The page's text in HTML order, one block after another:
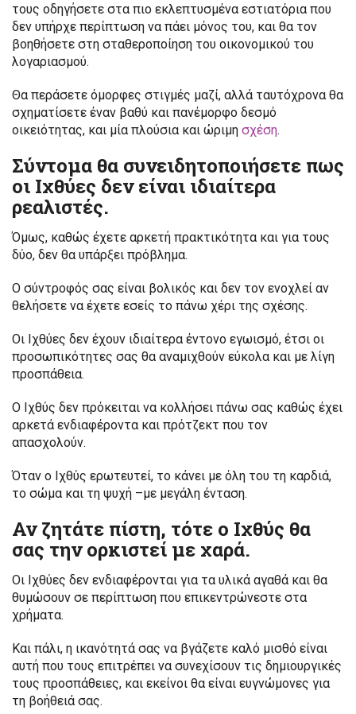
τους οδηγήσετε στα πιο εκλεπτυσμένα εστιατόρια που
δεν υπήρχε περίπτωση να πάει μόνος του, και θα τον
βοηθήσετε στη σταθεροποίηση του οικονομικού του
λογαριασμού.
Θα περάσετε όμορφες στιγμές μαζί, αλλά ταυτόχρονα θα
σχηματίσετε έναν βαθύ και πανέμορφο δεσμό
οικειότητας, και μία πλούσια και ώριμη σχέση.
Σύντομα θα συνειδητοποιήσετε πως
οι Ιχθύες δεν είναι ιδιαίτερα
ρεαλιστές.
Όμως, καθώς έχετε αρκετή πρακτικότητα και για τους
δύο, δεν θα υπάρξει πρόβλημα.
Ο σύντροφός σας είναι βολικός και δεν τον ενοχλεί αν
θελήσετε να έχετε εσείς το πάνω χέρι της σχέσης.
Οι Ιχθύες δεν έχουν ιδιαίτερα έντονο εγωισμό, έτσι οι
προσωπικότητες σας θα αναμιχθούν εύκολα και με λίγη
προσπάθεια.
Ο Ιχθύς δεν πρόκειται να κολλήσει πάνω σας καθώς έχει
αρκετά ενδιαφέροντα και πρότζεκτ που τον
απασχολούν.
Όταν ο Ιχθύς ερωτευτεί, το κάνει με όλη του τη καρδιά,
το σώμα και τη ψυχή –με μεγάλη ένταση.
Αν ζητάτε πίστη, τότε ο Ιχθύς θα
σας την ορκιστεί με χαρά.
Οι Ιχθύες δεν ενδιαφέρονται για τα υλικά αγαθά και θα
θυμώσουν σε περίπτωση που επικεντρώνεστε στα
χρήματα.
Και πάλι, η ικανότητά σας να βγάζετε καλό μισθό είναι
αυτή που τους επιτρέπει να συνεχίσουν τις δημιουργικές
τους προσπάθειες, και εκείνοι θα είναι ευγνώμονες για
τη βοήθειά σας.